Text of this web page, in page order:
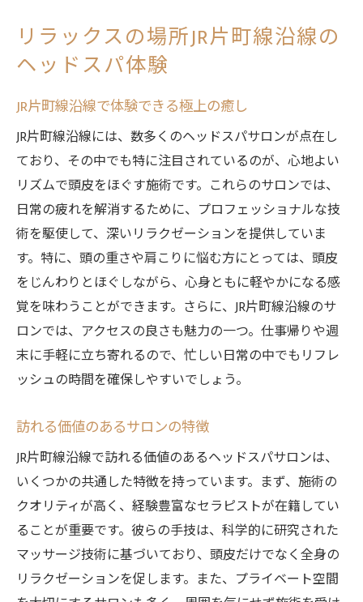
リラックスの場所JR片町線沿線の
ヘッドスパ体験
JR片町線沿線で体験できる極上の癒し
JR片町線沿線には、数多くのヘッドスパサロンが点在し
ており、その中でも特に注目されているのが、心地よい
リズムで頭皮をほぐす施術です。これらのサロンでは、
日常の疲れを解消するために、プロフェッショナルな技
術を駆使して、深いリラクゼーションを提供していま
す。特に、頭の重さや肩こりに悩む方にとっては、頭皮
をじんわりとほぐしながら、心身ともに軽やかになる感
覚を味わうことができます。さらに、JR片町線沿線のサ
ロンでは、アクセスの良さも魅力の一つ。仕事帰りや週
末に手軽に立ち寄れるので、忙しい日常の中でもリフレ
ッシュの時間を確保しやすいでしょう。
訪れる価値のあるサロンの特徴
JR片町線沿線で訪れる価値のあるヘッドスパサロンは、
いくつかの共通した特徴を持っています。まず、施術の
クオリティが高く、経験豊富なセラピストが在籍してい
ることが重要です。彼らの手技は、科学的に研究された
マッサージ技術に基づいており、頭皮だけでなく全身の
リラクゼーションを促します。また、プライベート空間